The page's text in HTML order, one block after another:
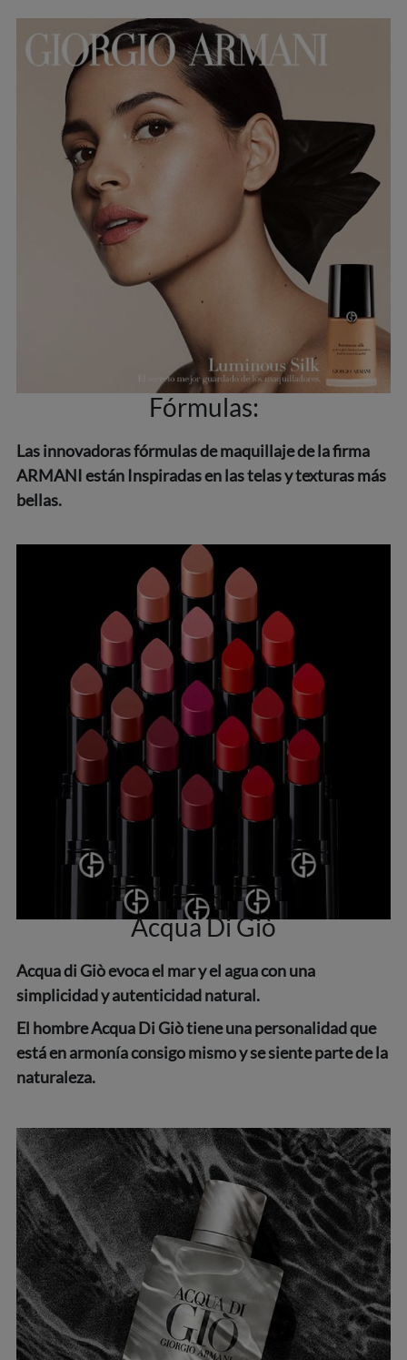
Fórmulas:
Las innovadoras fórmulas de maquillaje de la firma
ARMANI están Inspiradas en las telas y texturas más
bellas.
Acqua Di Giò
Acqua di Giò evoca el mar y el agua con una
simplicidad y autenticidad natural.
El hombre Acqua Di Giò tiene una personalidad que
está en armonía consigo mismo y se siente parte de la
naturaleza.